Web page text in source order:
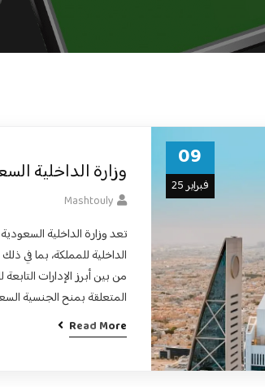
09
فبراير 25 وزارة الداخلية
Mashtouly
تعد وزارة الداخلية
الداخلية للمملكة، بما في
من بين أبرز الإدارات
المتعلقة بمنح الجنسية
Read More